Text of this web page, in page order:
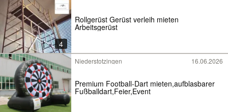
4
Rollgerüst Gerüst verleih mieten
Arbeitsgerüst
Niederstotzingen 16.06.2026
Premium Football-Dart mieten,aufblasbarer
Fußballdart,Feier,Event